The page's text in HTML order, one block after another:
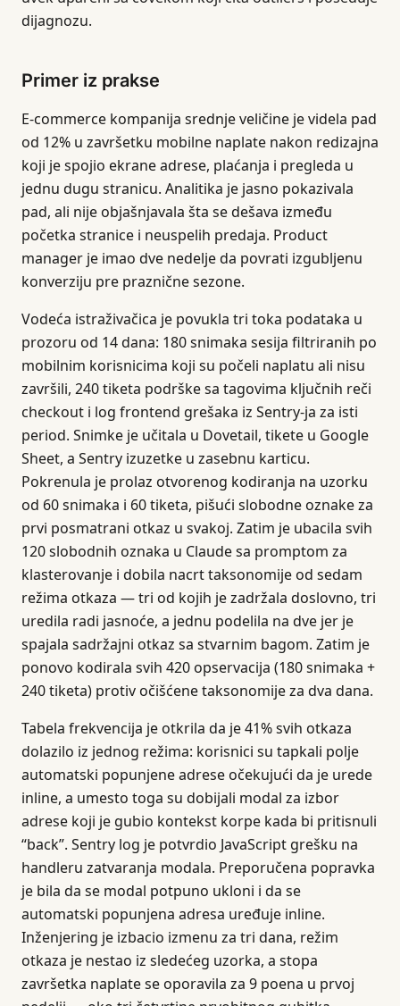
dijagnozu.
Primer iz prakse
E-commerce kompanija srednje veličine je videla pad
od 12% u završetku mobilne naplate nakon redizajna
koji je spojio ekrane adrese, plaćanja i pregleda u
jednu dugu stranicu. Analitika je jasno pokazivala
pad, ali nije objašnjavala šta se dešava između
početka stranice i neuspelih predaja. Product
manager je imao dve nedelje da povrati izgubljenu
konverziju pre praznične sezone.
Vodeća istraživačica je povukla tri toka podataka u
prozoru od 14 dana: 180 snimaka sesija filtriranih po
mobilnim korisnicima koji su počeli naplatu ali nisu
završili, 240 tiketa podrške sa tagovima ključnih reči
checkout i log frontend grešaka iz Sentry-ja za isti
period. Snimke je učitala u Dovetail, tikete u Google
Sheet, a Sentry izuzetke u zasebnu karticu.
Pokrenula je prolaz otvorenog kodiranja na uzorku
od 60 snimaka i 60 tiketa, pišući slobodne oznake za
prvi posmatrani otkaz u svakoj. Zatim je ubacila svih
120 slobodnih oznaka u Claude sa promptom za
klasterovanje i dobila nacrt taksonomije od sedam
režima otkaza — tri od kojih je zadržala doslovno, tri
uredila radi jasnoće, a jednu podelila na dve jer je
spajala sadržajni otkaz sa stvarnim bagom. Zatim je
ponovo kodirala svih 420 opservacija (180 snimaka +
240 tiketa) protiv očišćene taksonomije za dva dana.
Tabela frekvencija je otkrila da je 41% svih otkaza
dolazilo iz jednog režima: korisnici su tapkali polje
automatski popunjene adrese očekujući da je urede
inline, a umesto toga su dobijali modal za izbor
adrese koji je gubio kontekst korpe kada bi pritisnuli
“back”. Sentry log je potvrdio JavaScript grešku na
handleru zatvaranja modala. Preporučena popravka
je bila da se modal potpuno ukloni i da se
automatski popunjena adresa uređuje inline.
Inženjering je izbacio izmenu za tri dana, režim
otkaza je nestao iz sledećeg uzorka, a stopa
završetka naplate se oporavila za 9 poena u prvoj